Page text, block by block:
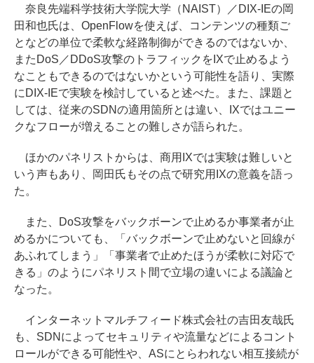
奈良先端科学技術大学院大学（NAIST）／DIX-IEの岡
田和也氏は、OpenFlowを使えば、コンテンツの種類ご
となどの単位で柔軟な経路制御ができるのではないか、
またDoS／DDoS攻撃のトラフィックをIXで止めるよう
なこともできるのではないかという可能性を語り、実際
にDIX-IEで実験を検討していると述べた。また、課題と
しては、従来のSDNの適用箇所とは違い、IXではユニー
クなフローが増えることの難しさが語られた。
ほかのパネリストからは、商用IXでは実験は難しいと
いう声もあり、岡田氏もその点で研究用IXの意義を語っ
た。
また、DoS攻撃をバックボーンで止めるか事業者が止
めるかについても、「バックボーンで止めないと回線が
あふれてしまう」「事業者で止めたほうが柔軟に対応で
きる」のようにパネリスト間で立場の違いによる議論と
なった。
インターネットマルチフィード株式会社の吉田友哉氏
も、SDNによってセキュリティや流量などによるコント
ロールができる可能性や、ASにとらわれない相互接続が